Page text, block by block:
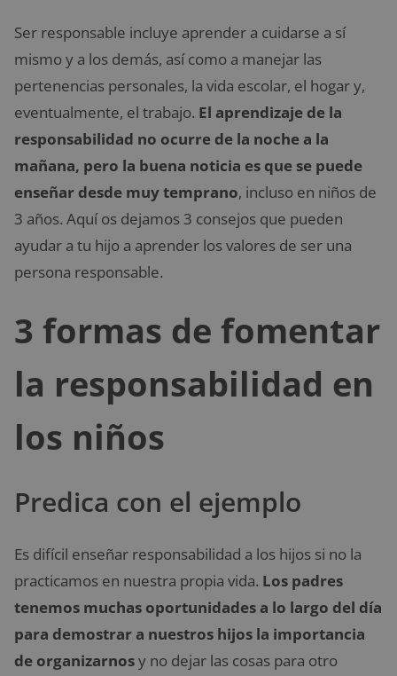
Ser responsable incluye aprender a cuidarse a sí
mismo y a los demás, así como a manejar las
pertenencias personales, la vida escolar, el hogar y,
eventualmente, el trabajo. El aprendizaje de la
responsabilidad no ocurre de la noche a la
mañana, pero la buena noticia es que se puede
enseñar desde muy temprano, incluso en niños de
3 años. Aquí os dejamos 3 consejos que pueden
ayudar a tu hijo a aprender los valores de ser una
persona responsable.
3 formas de fomentar
la responsabilidad en
los niños
Predica con el ejemplo
Es difícil enseñar responsabilidad a los hijos si no la
practicamos en nuestra propia vida. Los padres
tenemos muchas oportunidades a lo largo del día
para demostrar a nuestros hijos la importancia
de organizarnosy no dejar las cosas para otro